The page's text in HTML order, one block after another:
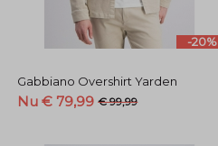
-20%
Gabbiano Overshirt Yarden
Nu € 79,99 € 99,99